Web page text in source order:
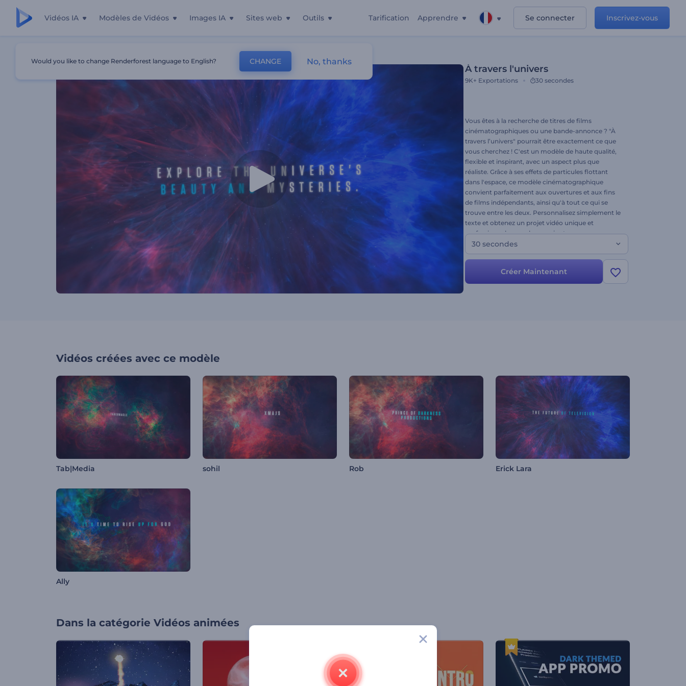
Vidéos IA Modèles de Vidéos Images IA Sites web Outils Tarification Apprendre Se connecter Inscrivez-vous
À travers l'univers
9K+ Exportations 30 secondes
Vous êtes à la recherche de titres de films
cinématographiques ou une bande-annonce ? "À
travers l’univers" pourrait être exactement ce que
vous cherchez ! C'est un modèle de haute qualité,
flexible et inspirant, avec un aspect plus que
réaliste. Grâce à ses effets de particules flottant
dans l'espace, ce modèle cinématographique
convient parfaitement aux ouvertures et aux fins
de films indépendants, ainsi qu'à tout ce qui se
trouve entre les deux. Personnalisez simplement le
texte et obtenez un projet vidéo unique et
professionnel en quelques minutes.
30 secondes
Créer Maintenant
Vidéos créées avec ce modèle
Tab|Media sohil Rob Erick Lara
Ally
Dans la catégorie Vidéos animées
Would you like to change Renderforest language to English? CHANGE No, thanks